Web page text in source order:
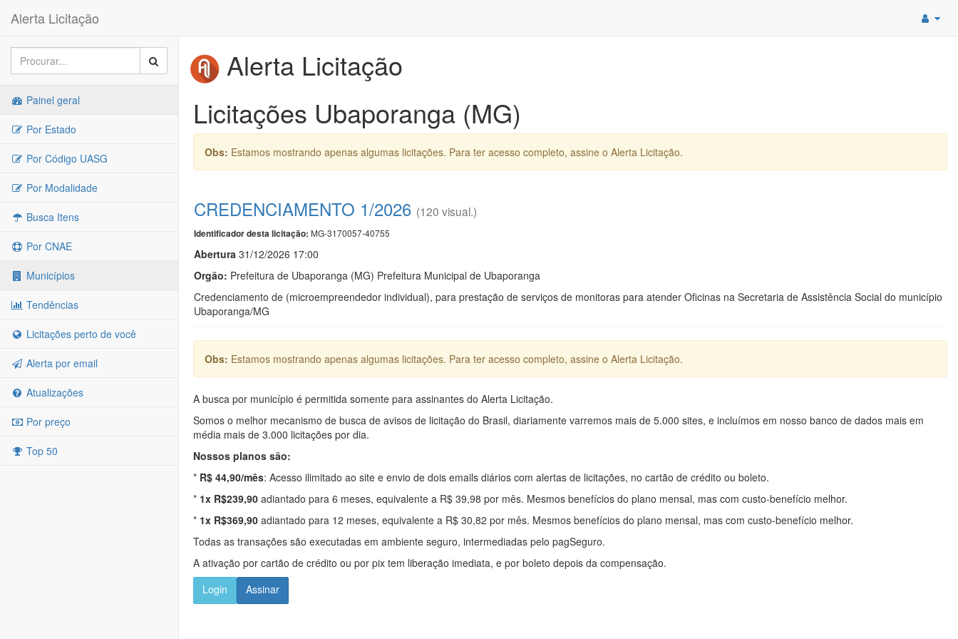
Alerta Licitação
Painel geral
Por Estado
Por Código UASG
Por Modalidade
Busca Itens
Por CNAE
Municípios
Tendências
Licitações perto de você
Alerta por email
Atualizações
Por preço
Top 50
Alerta Licitação
Licitações Ubaporanga (MG)
Obs: Estamos mostrando apenas algumas licitações. Para ter acesso completo, assine o Alerta Licitação.
CREDENCIAMENTO 1/2026 (120 visual.)
Identificador desta licitação: MG-3170057-40755
Abertura 31/12/2026 17:00
Orgão: Prefeitura de Ubaporanga (MG) Prefeitura Municipal de Ubaporanga
Credenciamento de (microempreendedor individual), para prestação de serviços de monitoras para atender Oficinas na Secretaria de Assistência Social do município
Ubaporanga/MG
Obs: Estamos mostrando apenas algumas licitações. Para ter acesso completo, assine o Alerta Licitação.
A busca por município é permitida somente para assinantes do Alerta Licitação.
Somos o melhor mecanismo de busca de avisos de licitação do Brasil, diariamente varremos mais de 5.000 sites, e incluímos em nosso banco de dados mais em
média mais de 3.000 licitações por dia.
Nossos planos são:
* R$ 44,90/mês: Acesso ilimitado ao site e envio de dois emails diários com alertas de licitações, no cartão de crédito ou boleto.
* 1x R$239,90 adiantado para 6 meses, equivalente a R$ 39,98 por mês. Mesmos benefícios do plano mensal, mas com custo-benefício melhor.
* 1x R$369,90 adiantado para 12 meses, equivalente a R$ 30,82 por mês. Mesmos benefícios do plano mensal, mas com custo-benefício melhor.
Todas as transações são executadas em ambiente seguro, intermediadas pelo pagSeguro.
A ativação por cartão de crédito ou por pix tem liberação imediata, e por boleto depois da compensação.
Login
Assinar